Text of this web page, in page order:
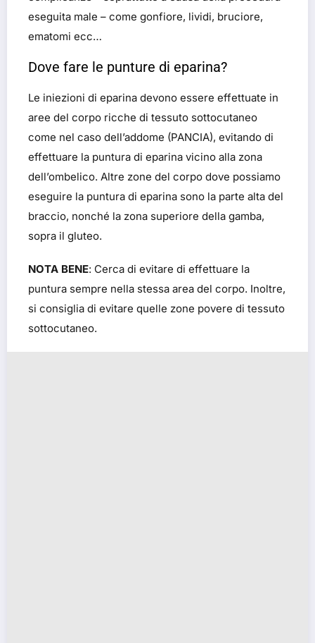
eseguita male – come gonfiore, lividi, bruciore,
ematomi ecc…
Dove fare le punture di eparina?
Le iniezioni di eparina devono essere effettuate in
aree del corpo ricche di tessuto sottocutaneo
come nel caso dell’addome (PANCIA), evitando di
effettuare la puntura di eparina vicino alla zona
dell’ombelico. Altre zone del corpo dove possiamo
eseguire la puntura di eparina sono la parte alta del
braccio, nonché la zona superiore della gamba,
sopra il gluteo.
NOTA BENE: Cerca di evitare di effettuare la
puntura sempre nella stessa area del corpo. Inoltre,
si consiglia di evitare quelle zone povere di tessuto
sottocutaneo.